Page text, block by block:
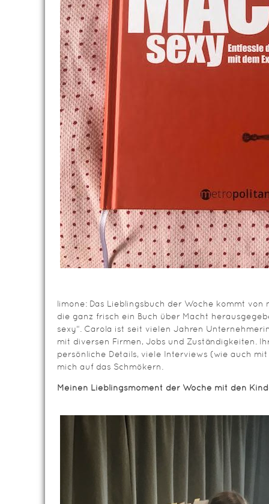
limone: Das Lieblingsbuch der Woche kommt
die ganz frisch ein Buch über Macht
sexy“. Carola ist seit vielen Jahren
mit diversen Firmen, Jobs und Zuständigkeiten.
persönliche Details, viele Interviews (wie auch
mich auf das Schmökern.
Meinen Lieblingsmoment der Woche mit den